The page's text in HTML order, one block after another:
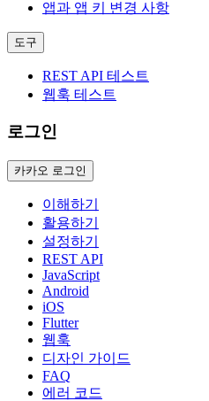
앱과 앱 키 변경 사항
도구
REST API 테스트
웹훅 테스트
로그인
카카오 로그인
이해하기
활용하기
설정하기
REST API
JavaScript
Android
iOS
Flutter
웹훅
디자인 가이드
FAQ
에러 코드